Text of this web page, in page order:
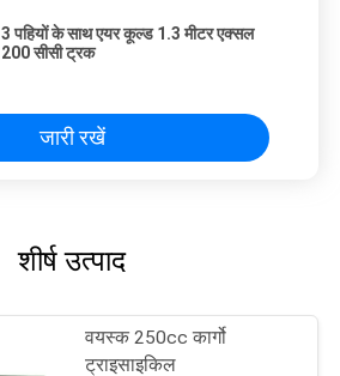
3 पहियों के साथ एयर कूल्ड 1.3 मीटर एक्सल
200 सीसी ट्रक
जारी रखें
शीर्ष उत्पाद
वयस्क 250cc कार्गो
ट्राइसाइकिल